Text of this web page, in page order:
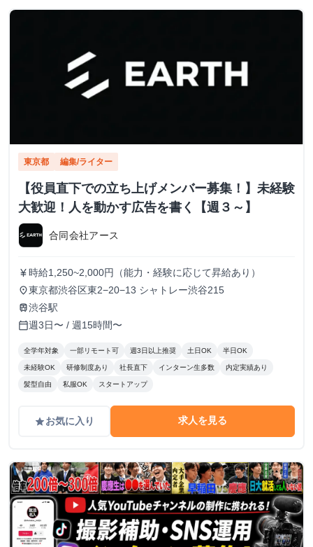
東京都 編集/ライター
【役員直下での立ち上げメンバー募集！】未経験
大歓迎！人を動かす広告を書く【週３～】
合同会社アース
currency_yen 時給1,250~2,000円（能力・経験に応じて昇給あり）
place東京都渋谷区東2−20−13 シャトレー渋谷215
train渋谷駅
calendar_today週3日〜 / 週15時間〜
全学年対象 一部リモート可 週3日以上推奨 土日OK 半日OK
未経験OK 研修制度あり 社長直下 インターン生多数 内定実績あり
髪型自由 私服OK スタートアップ
gradeお気に入り 求人を見る